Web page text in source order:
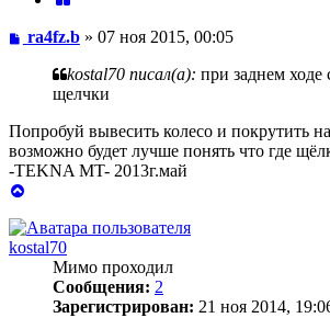
Сообщение
ra4fz.b» 07 ноя 2015, 00:05
kostal70 писал(а): при заднем
щелчки
Попробуй вывесить колесо и покрутить
возможно будет лучше понять что где
-TEKNA MT- 2013г.май
началу
kostal70
Мимо проходил
Сообщения: 2
Зарегистрирован: 21 ноя 2014,